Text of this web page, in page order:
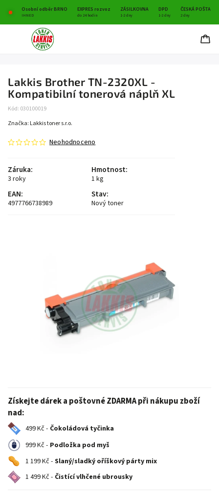
Osobní odběr BRNO EXPRES rozvoz ZÁSILKOVNA DPD ČESKÁ POŠTA
IHNED do 24 hodin 1-2 dny 1-2 dny 2 dny
Lakkis Brother TN-2320XL -
Kompatibilní tonerová náplň XL
Kód: 030100019
Neohodnoceno
Záruka:
3 roky
Hmotnost:
1 kg
EAN:
4977766738989
Stav:
Nový toner
Značka: Lakkis toner s.r.o.
Získejte dárek a poštovné ZDARMA při nákupu zboží
nad:
499 Kč - Čokoládová tyčinka
999 Kč - Podložka pod myš
1 199 Kč - Slaný/sladký oříškový párty mix
1 499 Kč - Čistící vlhčené ubrousky